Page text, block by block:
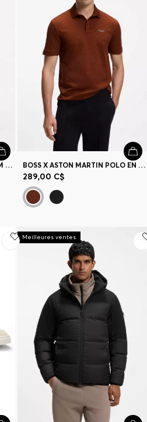
JEAN REGULAR MAINE EN DENIM STRETCH BLEU CONFORTABLE BOSS X ASTON MARTIN POLO EN JACQUARD DE COTON MERCERISÉ
289,00 C$
Meilleures ventes